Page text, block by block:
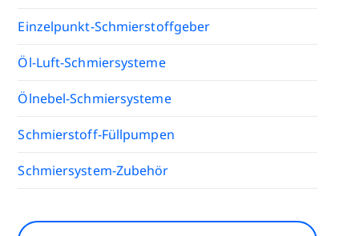
Einzelpunkt-Schmierstoffgeber
Öl-Luft-Schmiersysteme
Ölnebel-Schmiersysteme
Schmierstoff-Füllpumpen
Schmiersystem-Zubehör
Suchen